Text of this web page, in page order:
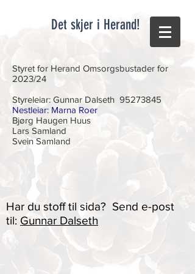
Det skjer i Herand!
Styret for Herand Omsorgsbustader for
2023/24
Styreleiar: Gunnar Dalseth 95273845
Nestleiar: Marna Roer
Bjørg Haugen Huus
Lars Samland
Svein Samland
Har du stoff til sida? Send e-post
til: Gunnar Dalseth